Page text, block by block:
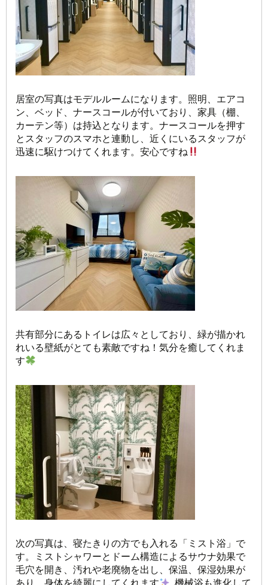
居室の写真はモデルルームになります。照明、エアコ
ン、ベッド、ナースコールが付いており、家具（棚、
カーテン等）は持込となります。ナースコールを押す
とスタッフのスマホと連動し、近くにいるスタッフが
迅速に駆けつけてくれます。安心ですね
共有部分にあるトイレは広々としており、緑が描かれ
れいる壁紙がとても素敵ですね！気分を癒してくれま
す
次の写真は、寝たきりの方でも入れる「ミスト浴」で
す。ミストシャワーとドーム構造によるサウナ効果で
毛穴を開き、汚れや老廃物を出し、保温、保湿効果が
あり、身体を綺麗にしてくれます
機械浴も進化して